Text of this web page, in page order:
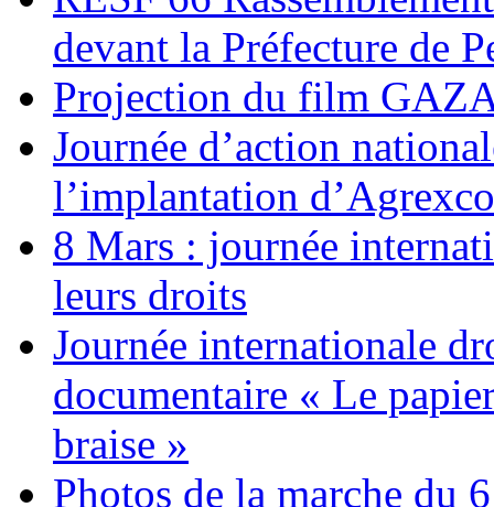
devant la Préfecture de
Projection du film
Journée d’action
l’implantation d’Agrexco
8 Mars : journée
leurs droits
Journée internationale
documentaire « Le
braise »
Photos de la marche du